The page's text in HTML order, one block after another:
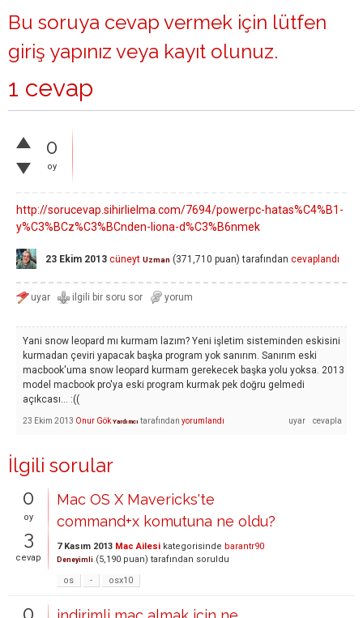
Bu soruya cevap vermek için lütfen
giriş yapınız veya kayıt olunuz.
1 cevap
0
oy
http://sorucevap.sihirlielma.com/7694/powerpc-hatas%C4%B1-
y%C3%BCz%C3%BCnden-liona-d%C3%B6nmek
23 Ekim 2013 cüneyt Uzman (371,710 puan) tarafından cevaplandı
Yani snow leopard mı kurmam lazım? Yeni işletim sisteminden eskisini
kurmadan çeviri yapacak başka program yok sanırım. Sanırım eski
macbook'uma snow leopard kurmam gerekecek başka yolu yoksa. 2013
model macbook pro'ya eski program kurmak pek doğru gelmedi
açıkcası... :((
23 Ekim 2013 Onur Gök Yardımcı tarafından yorumlandı
İlgili sorular
0
oy
3
cevap
Mac OS X Mavericks'te
command+x komutuna ne oldu?
7 Kasım 2013 Mac Ailesi kategorisinde barantr90
Deneyimli (5,190 puan) tarafından soruldu
os
- osx10